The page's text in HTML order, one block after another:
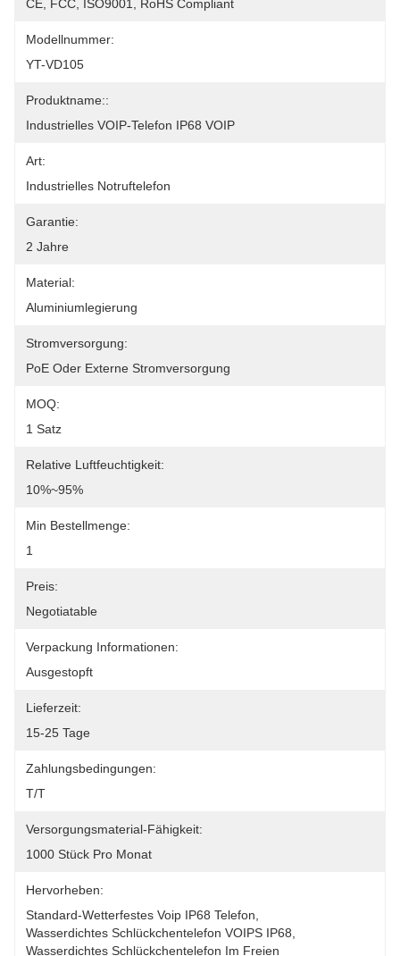
CE, FCC, ISO9001, RoHS Compliant
Modellnummer:
YT-VD105
Produktname::
Industrielles VOIP-Telefon IP68 VOIP
Art:
Industrielles Notruftelefon
Garantie:
2 Jahre
Material:
Aluminiumlegierung
Stromversorgung:
PoE Oder Externe Stromversorgung
MOQ:
1 Satz
Relative Luftfeuchtigkeit:
10%~95%
Min Bestellmenge:
1
Preis:
Negotiatable
Verpackung Informationen:
Ausgestopft
Lieferzeit:
15-25 Tage
Zahlungsbedingungen:
T/T
Versorgungsmaterial-Fähigkeit:
1000 Stück Pro Monat
Hervorheben:
Standard-Wetterfestes Voip IP68 Telefon
Wasserdichtes Schlückchentelefon VOIPS IP68
Wasserdichtes Schlückchentelefon Im Freien